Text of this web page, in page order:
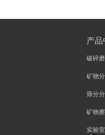
产品
破碎
矿物
筛分
矿物
实验